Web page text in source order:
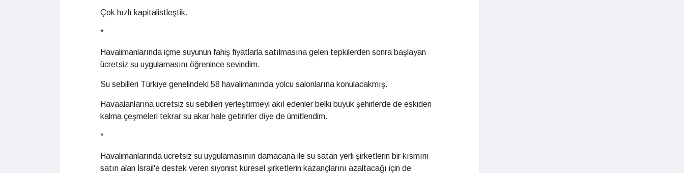
Çok hızlı kapitalistleştik.
*
Havalimanlarında içme suyunun fahiş fiyatlarla satılmasına gelen tepkilerden sonra başlayan
ücretsiz su uygulamasını öğrenince sevindim.
Su sebilleri Türkiye genelindeki 58 havalimanında yolcu salonlarına konulacakmış.
Havaalanlarına ücretsiz su sebilleri yerleştirmeyi akıl edenler belki büyük şehirlerde de eskiden
kalma çeşmeleri tekrar su akar hale getirirler diye de ümitlendim.
*
Havalimanlarında ücretsiz su uygulamasının damacana ile su satan yerli şirketlerin bir kısmını
satın alan İsrail'e destek veren siyonist küresel şirketlerin kazançlarını azaltacağı için de